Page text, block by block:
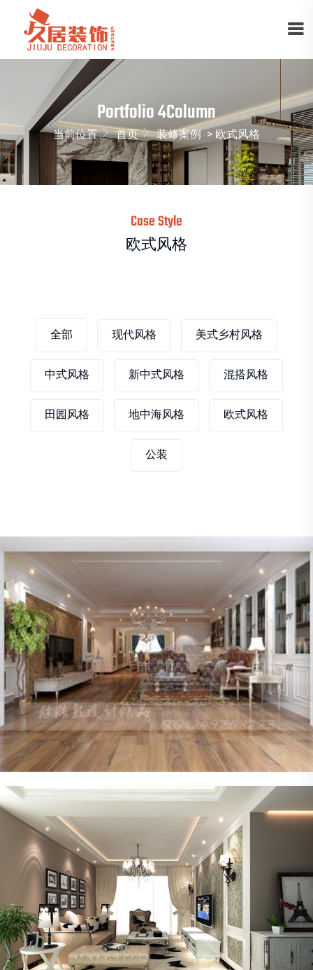
Portfolio 4Column
当前位置 首页 装修案例 > 欧式风格
Case Style
欧式风格
全部 现代风格 美式乡村风格
中式风格 新中式风格 混搭风格
田园风格 地中海风格 欧式风格
公装